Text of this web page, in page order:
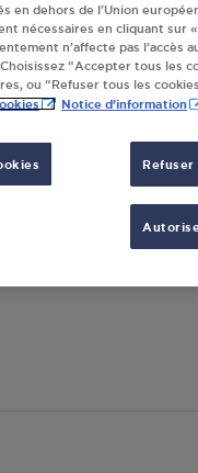
en dehors de l’Union
nécessaires en cliquant sur
n’affecte pas l’accès
“Accepter tous les
ou “Refuser tous les
Notice d'information